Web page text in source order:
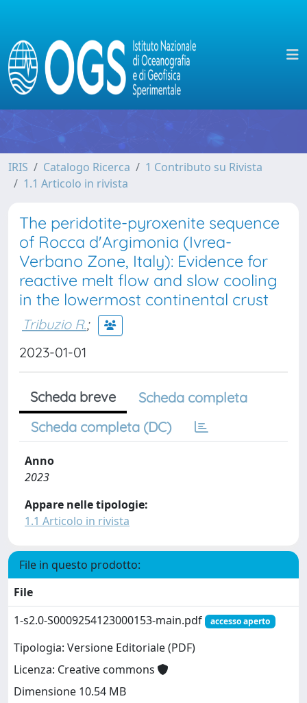
IRIS Catalogo Ricerca
1 Contributo su Rivista
1.1 Articolo in rivista
The peridotite-pyroxenite sequence
of Rocca d'Argimonia (Ivrea-
Verbano Zone, Italy): Evidence for
reactive melt flow and slow cooling
in the lowermost continental crust
Tribuzio R.;
2023-01-01
Scheda breve
Scheda completa
Scheda completa (DC)
Anno
2023
Appare nelle tipologie:
1.1 Articolo in rivista
File in questo prodotto:
File
1-s2.0-S0009254123000153-main.pdf
accesso aperto
Tipologia: Versione Editoriale (PDF)
Licenza: Creative commons
Dimensione 10.54 MB